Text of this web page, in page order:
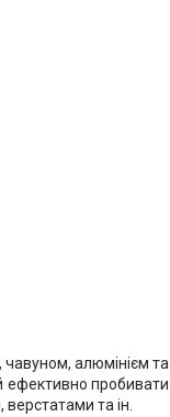
алюмінієм та
ефективно пробивати
та ін.